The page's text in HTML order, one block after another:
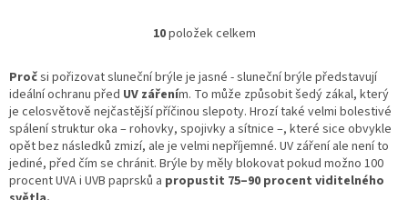
O
l
á
d
a
c
í
p
10položek celkem
Pročsi pořizovat sluneční brýle je jasné - sluneční brýle představují
ideální ochranu před UV zářením. To může způsobit šedý zákal, který
je celosvětově nejčastější příčinou slepoty. Hrozí také velmi bolestivé
spálení struktur oka – rohovky, spojivky a sítnice –, které sice obvykle
opět bez následků zmizí, ale je velmi nepříjemné. UV záření ale není to
jediné, před čím se chránit. Brýle by měly blokovat pokud možno 100
procent UVA i UVB paprsků a propustit 75–90 procent viditelného